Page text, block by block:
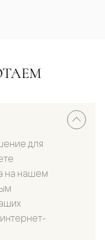
для
на нашем